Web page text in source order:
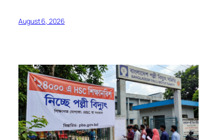
August 6, 2026